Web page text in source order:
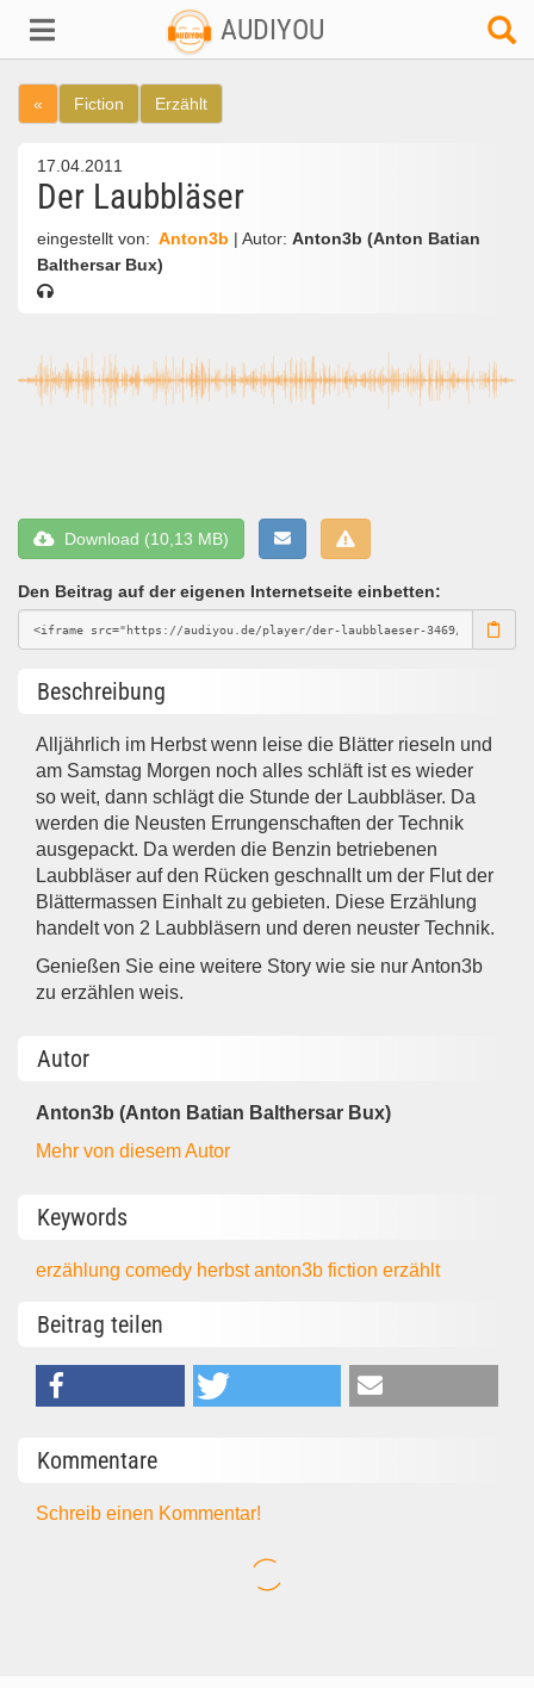
AUDIYOU
« Fiction Erzählt
17.04.2011
Der Laubbläser
eingestellt von: Anton3b | Autor: Anton3b (Anton Batian
Balthersar Bux)
Download (10,13 MB)
Den Beitrag auf der eigenen Internetseite einbetten:
Beschreibung
Alljährlich im Herbst wenn leise die Blätter rieseln und
am Samstag Morgen noch alles schläft ist es wieder
so weit, dann schlägt die Stunde der Laubbläser. Da
werden die Neusten Errungenschaften der Technik
ausgepackt. Da werden die Benzin betriebenen
Laubbläser auf den Rücken geschnallt um der Flut der
Blättermassen Einhalt zu gebieten. Diese Erzählung
handelt von 2 Laubbläsern und deren neuster Technik.
Genießen Sie eine weitere Story wie sie nur Anton3b
zu erzählen weis.
Autor
Anton3b (Anton Batian Balthersar Bux)
Mehr von diesem Autor
Keywords
erzählungcomedy herbstanton3bfictionerzählt
Beitrag teilen
Kommentare
Schreib einen Kommentar!